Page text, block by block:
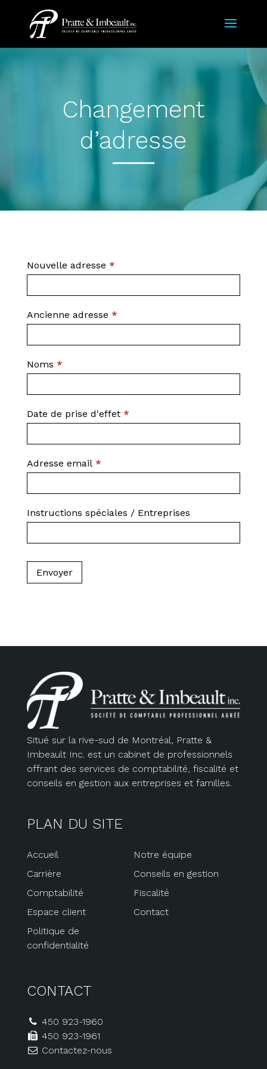
Changement
d’adresse
Nouvelle adresse *
Ancienne adresse *
Noms *
Date de prise d'effet *
Adresse email *
Instructions spéciales / Entreprises
Situé sur la rive-sud de Montréal, Pratte &
Imbeault Inc. est un cabinet de professionnels
offrant des services de comptabilité, fiscalité et
conseils en gestion aux entreprises et familles.
PLAN DU SITE
Accueil
Notre équipe
Carrière
Conseils en gestion
Comptabilité
Fiscalité
Espace client
Contact
Politique de
confidentialité
CONTACT
450 923-1960
450 923-1961
Contactez-nous